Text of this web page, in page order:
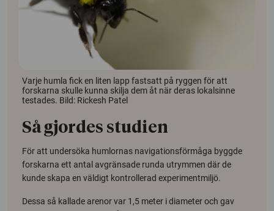
Varje humla fick en liten lapp fastsatt på ryggen för att
forskarna skulle kunna skilja dem åt när deras lokalsinne
testades. Bild: Rickesh Patel
Så gjordes studien
För att undersöka humlornas navigationsförmåga byggde
forskarna ett antal avgränsade runda utrymmen där de
kunde skapa en väldigt kontrollerad experimentmiljö.
Dessa så kallade arenor var 1,5 meter i diameter och gav